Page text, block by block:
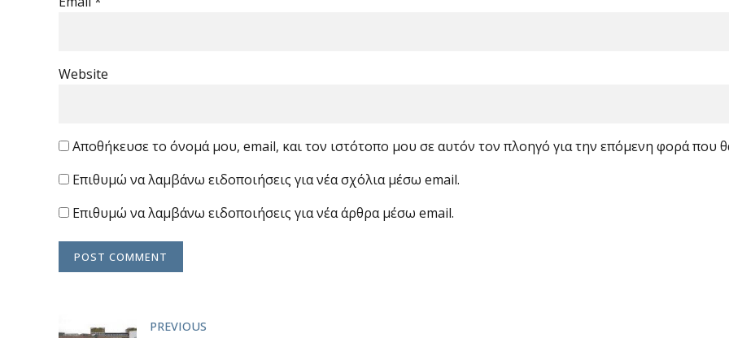
Website
Αποθήκευσε το όνομά μου, email, και τον ιστότοπο μου σε αυτόν τον πλοηγό για την επόμενη φορά που
Επιθυμώ να λαμβάνω ειδοποιήσεις για νέα σχόλια μέσω email.
Επιθυμώ να λαμβάνω ειδοποιήσεις για νέα άρθρα μέσω email.
POST COMMENT
PREVIOUS